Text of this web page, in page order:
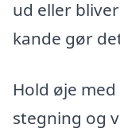
ud eller
kande gør
Hold øje
stegning og